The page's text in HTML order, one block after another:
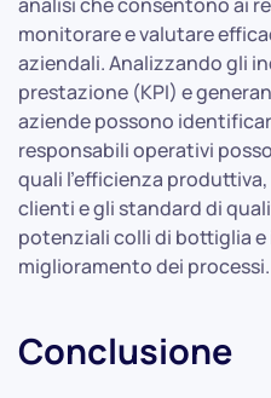
monitorare e valutare
aziendali. Analizzando gli
prestazione (KPI) e
aziende possono
responsabili operativi
quali l'efficienza
clienti e gli standard di
potenziali colli di bottiglia
miglioramento dei processi.
Conclusione